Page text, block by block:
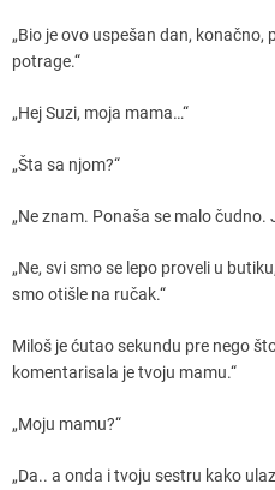
„Bio je ovo uspešan dan, konačno,
potrage.“
„Hej Suzi, moja mama…“
„Šta sa njom?“
„Ne znam. Ponaša se malo čudno.
„Ne, svi smo se lepo proveli u
smo otišle na ručak.“
Miloš je ćutao sekundu pre nego
komentarisala je tvoju mamu.“
„Moju mamu?“
„Da.. a onda i tvoju sestru kako